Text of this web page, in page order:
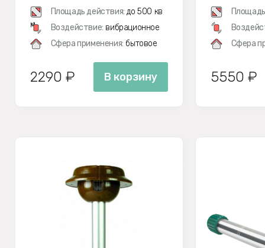
Площадь действия: до 500 кв
м
Воздействие: вибрационное
Сфера применения: бытовое
2290 ₽ В корзину
Сфера
5550 ₽